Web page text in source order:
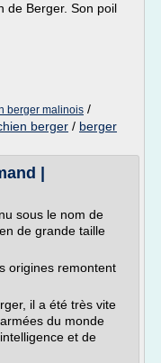
de Berger. Son poil
berger malinois /
berger / berger
|
sous le nom de
de grande taille
origines remontent
il a été très vite
du monde
et de